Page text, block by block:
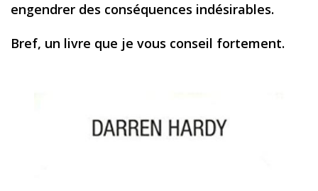
engendrer des conséquences indésirables.
Bref, un livre que je vous conseil fortement.